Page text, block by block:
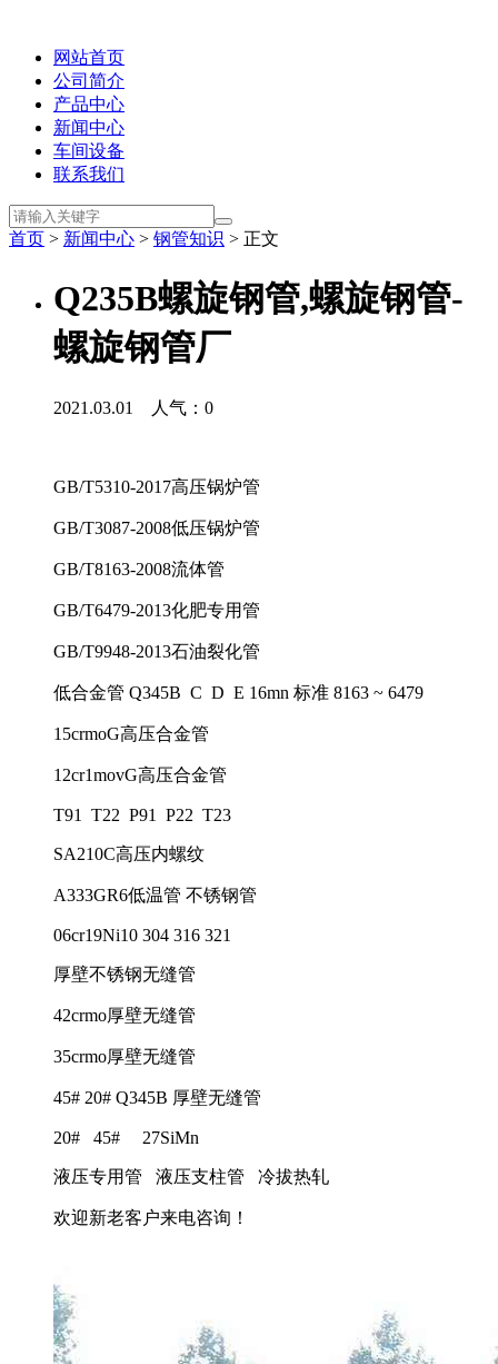
网站首页
公司简介
产品中心
新闻中心
车间设备
联系我们
首页 > 新闻中心 > 钢管知识 > 正文
Q235B螺旋钢管,螺旋钢管-
螺旋钢管厂
2021.03.01 人气： 0
GB/T5310-2017高压锅炉管
GB/T3087-2008低压锅炉管
GB/T8163-2008流体管
GB/T6479-2013化肥专用管
GB/T9948-2013石油裂化管
低合金管 Q345B C D E 16mn 标准 8163 ~ 6479
15crmoG高压合金管
12cr1movG高压合金管
T91 T22 P91 P22 T23
SA210C高压内螺纹
A333GR6低温管 不锈钢管
06cr19Ni10 304 316 321
厚壁不锈钢无缝管
42crmo厚壁无缝管
35crmo厚壁无缝管
45# 20# Q345B 厚壁无缝管
20# 45# 27SiMn
液压专用管 液压支柱管 冷拔热轧
欢迎新老客户来电咨询！